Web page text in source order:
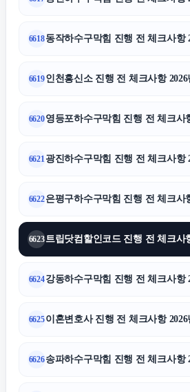
6618동작하수구막힘 진행 전 체크사항
6619인천흥신소 진행 전 체크사항 2026
6620영등포하수구막힘 진행 전 체크사
6621 광진하수구막힘 진행 전 체크사항
6622은평구하수구막힘 진행 전 체크사
6623
6624강동하수구막힘 진행 전 체크사항
6625이혼변호사 진행 전 체크사항 2026
6626송파하수구막힘 진행 전 체크사항